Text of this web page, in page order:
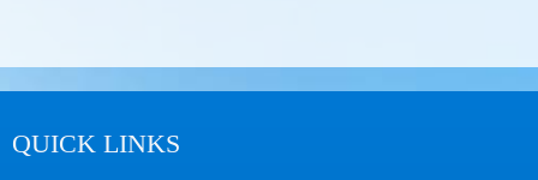
QUICK LINKS